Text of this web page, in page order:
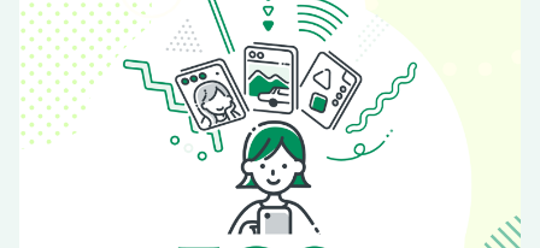
重い腰を上げるときが来ました！ 漫画ですぐ身につく！ は
じめての断捨離